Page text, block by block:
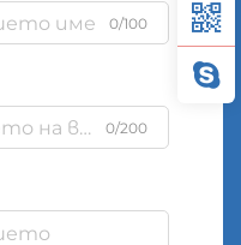
0/100
0/200